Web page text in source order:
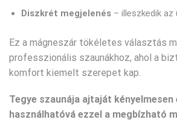
Diszkrét megjelenés – illeszkedik az
Ez a mágneszár tökéletes választás
professzionális szaunákhoz, ahol a
komfort kiemelt szerepet kap.
Tegye szaunája ajtaját
használhatóvá ezzel a megbízható